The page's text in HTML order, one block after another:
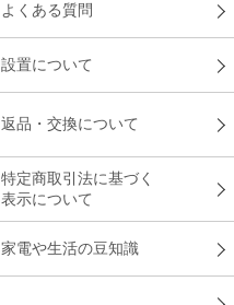
よくある質問
設置について
返品・交換について
特定商取引法に基づく
表示について
家電や生活の豆知識